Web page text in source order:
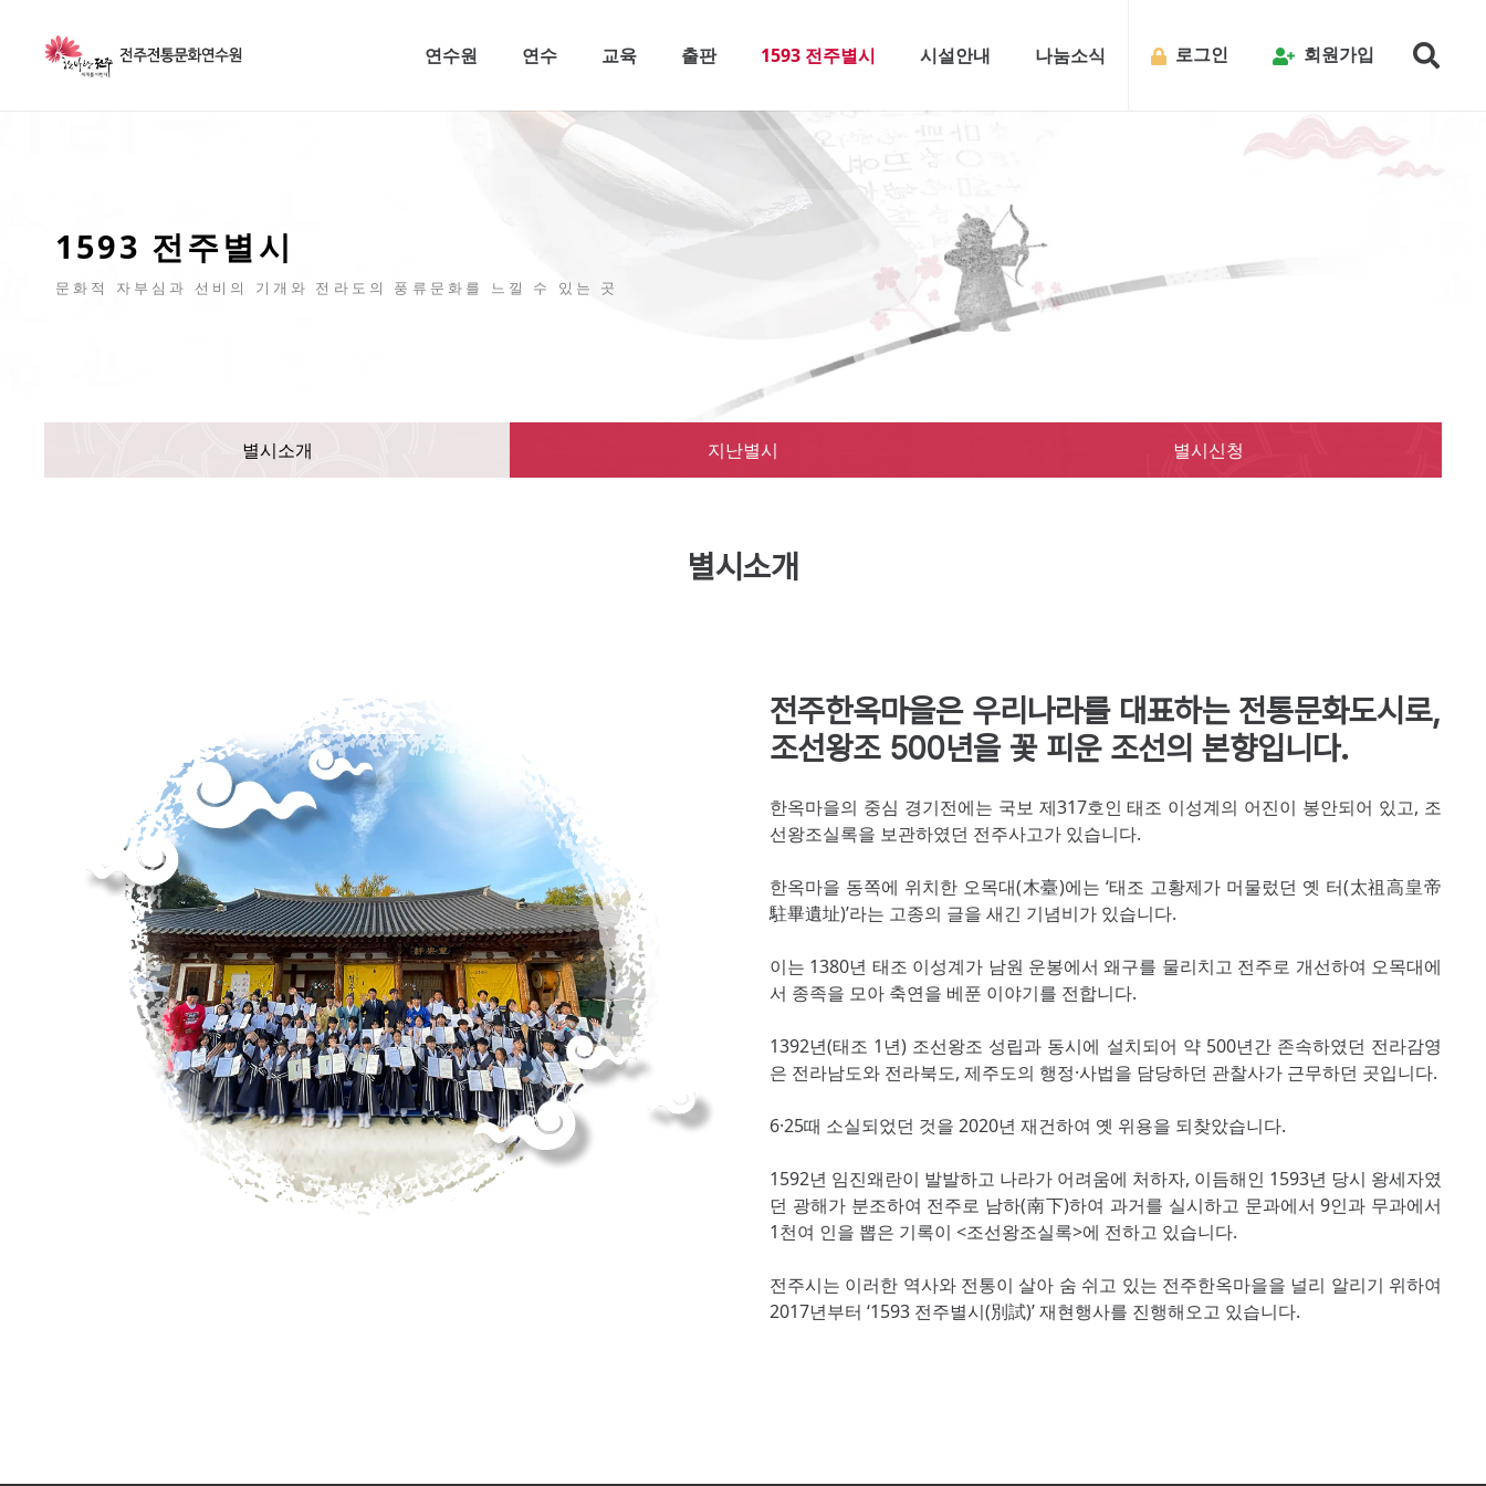
연수원 연수 교육 출판 1593 전주별시 시설안내 나눔소식 로그인 회원가입
1593 전주별시
문화적 자부심과 선비의 기개와 전라도의 풍류문화를 느낄 수 있는 곳
별시소개 지난별시 별시신청
별시소개
전주한옥마을은 우리나라를 대표하는 전통문화도시로,
조선왕조 500년을 꽃 피운 조선의 본향입니다.
한옥마을의 중심 경기전에는 국보 제317호인 태조 이성계의 어진이 봉안되어 있고, 조
선왕조실록을 보관하였던 전주사고가 있습니다.
한옥마을 동쪽에 위치한 오목대(木臺)에는 ‘태조 고황제가 머물렀던 옛 터(太祖高皇帝
駐畢遺址)’라는 고종의 글을 새긴 기념비가 있습니다.
이는 1380년 태조 이성계가 남원 운봉에서 왜구를 물리치고 전주로 개선하여 오목대에
서 종족을 모아 축연을 베푼 이야기를 전합니다.
1392년(태조 1년) 조선왕조 성립과 동시에 설치되어 약 500년간 존속하였던 전라감영
은 전라남도와 전라북도, 제주도의 행정·사법을 담당하던 관찰사가 근무하던 곳입니다.
6·25때 소실되었던 것을 2020년 재건하여 옛 위용을 되찾았습니다.
1592년 임진왜란이 발발하고 나라가 어려움에 처하자, 이듬해인 1593년 당시 왕세자였
던 광해가 분조하여 전주로 남하(南下)하여 과거를 실시하고 문과에서 9인과 무과에서
1천여 인을 뽑은 기록이 <조선왕조실록>에 전하고 있습니다.
전주시는 이러한 역사와 전통이 살아 숨 쉬고 있는 전주한옥마을을 널리 알리기 위하여
2017년부터 ‘1593 전주별시(別試)’ 재현행사를 진행해오고 있습니다.